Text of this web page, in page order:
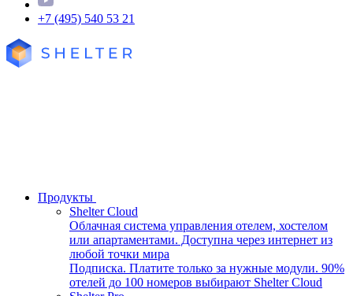
+7 (495) 540 53 21
Продукты
Shelter Cloud
Облачная система управления отелем, хостелом
или апартаментами. Доступна через интернет из
любой точки мира
Подписка. Платите только за нужные модули. 90%
отелей до 100 номеров выбирают Shelter Cloud